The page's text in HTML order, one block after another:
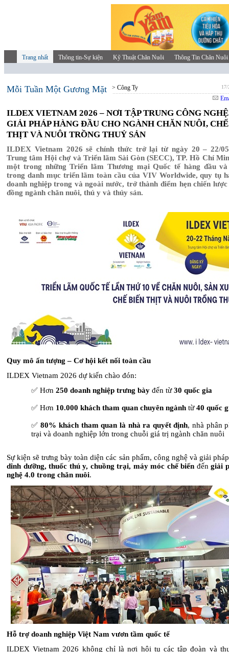
Trang nhất Thông tin-Sự kiện Kỹ Thuật Chăn Nuôi Thông Tin Chăn Nuôi
Mỗi Tuần Một Gương Mặt > Công Ty
ILDEX VIETNAM 2026 – NƠI TẬP TRUNG CÔNG
GIẢI PHÁP HÀNG ĐẦU CHO NGÀNH CHĂN NUÔI,
THỊT VÀ NUÔI TRỒNG THUỶ SẢN
ILDEX Vietnam 2026 sẽ chính thức trở lại từ ngày 20 – 22/
Trung tâm Hội chợ và Triển lãm Sài Gòn (SECC), TP. Hồ Chí
một trong những Triển lãm Thương mại Quốc tế hàng đầu
trong danh mục triển lãm toàn cầu của VIV Worldwide, quy tụ
doanh nghiệp trong và ngoài nước, trở thành điểm hẹn chiến lược
đồng ngành chăn nuôi, thú y và thủy sản.
Quy mô ấn tượng – Cơ hội kết nối toàn cầu
ILDEX Vietnam 2026 dự kiến chào đón:
✅ Hơn 250 doanh nghiệp trưng bày đến từ30 quốc gia
✅ Hơn 10.000 khách tham quan chuyên ngành từ40 quốc
✅ 80% khách tham quan là nhà ra quyết định, nhà phân
trại và doanh nghiệp lớn trong chuỗi giá trị ngành chăn nuôi
Sự kiện sẽ trưng bày toàn diện các sản phẩm, công nghệ và giải
dinh dưỡng, thuốc thú y, chuồng trại, máy móc chế biến đến giải
nghệ 4.0 trong chăn nuôi.
Hỗ trợ doanh nghiệp Việt Nam vươn tầm quốc tế
ILDEX Vietnam 2026 không chỉ là nơi hội tụ các tập đoàn và